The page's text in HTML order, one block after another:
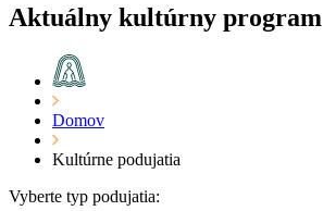
Aktuálny kultúrny program
Domov
Kultúrne podujatia
Vyberte typ podujatia: